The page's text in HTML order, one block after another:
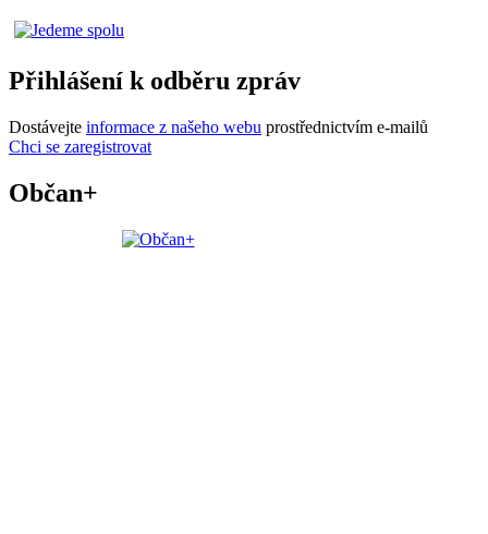
Přihlášení k odběru zpráv
Dostávejte informace z našeho webu prostřednictvím e-mailů
Chci se zaregistrovat
Občan+